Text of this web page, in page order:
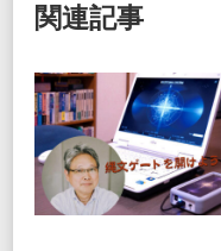
関連記事